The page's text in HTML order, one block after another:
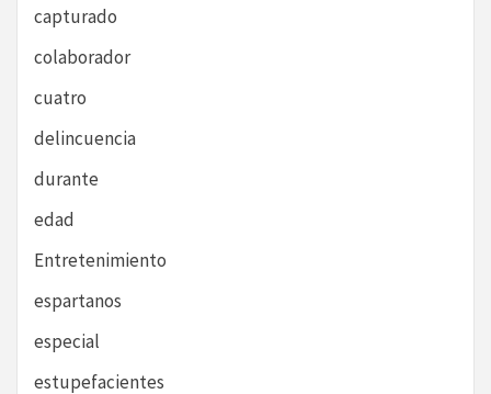
capturado
colaborador
cuatro
delincuencia
durante
edad
Entretenimiento
espartanos
especial
estupefacientes